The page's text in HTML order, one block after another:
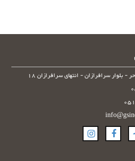
سرافرازان - انتهای سرافرازان 18